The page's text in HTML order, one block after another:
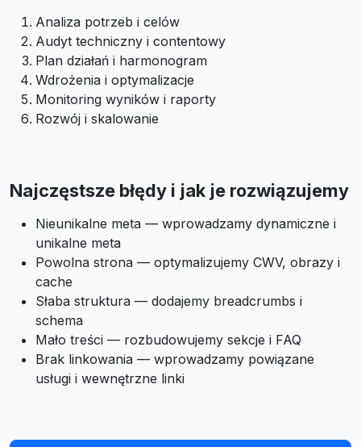
Analiza potrzeb i celów
Audyt techniczny i contentowy
Plan działań i harmonogram
Wdrożenia i optymalizacje
Monitoring wyników i raporty
Rozwój i skalowanie
Najczęstsze błędy i jak je rozwiązujemy
Nieunikalne meta — wprowadzamy dynamiczne i
unikalne meta
Powolna strona — optymalizujemy CWV, obrazy i
cache
Słaba struktura — dodajemy breadcrumbs i
schema
Mało treści — rozbudowujemy sekcje i FAQ
Brak linkowania — wprowadzamy powiązane
usługi i wewnętrzne linki